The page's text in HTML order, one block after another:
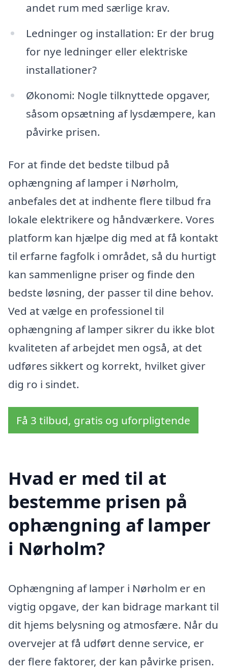
andet rum med særlige krav.
Ledninger og installation: Er der brug
for nye ledninger eller elektriske
installationer?
Økonomi: Nogle tilknyttede opgaver,
såsom opsætning af lysdæmpere, kan
påvirke prisen.
For at finde det bedste tilbud på
ophængning af lamper i Nørholm,
anbefales det at indhente flere tilbud fra
lokale elektrikere og håndværkere. Vores
platform kan hjælpe dig med at få kontakt
til erfarne fagfolk i området, så du hurtigt
kan sammenligne priser og finde den
bedste løsning, der passer til dine behov.
Ved at vælge en professionel til
ophængning af lamper sikrer du ikke blot
kvaliteten af arbejdet men også, at det
udføres sikkert og korrekt, hvilket giver
dig ro i sindet.
Få 3 tilbud, gratis og uforpligtende
Hvad er med til at
bestemme prisen på
ophængning af lamper
i Nørholm?
Ophængning af lamper i Nørholm er en
vigtig opgave, der kan bidrage markant til
dit hjems belysning og atmosfære. Når du
overvejer at få udført denne service, er
der flere faktorer, der kan påvirke prisen.